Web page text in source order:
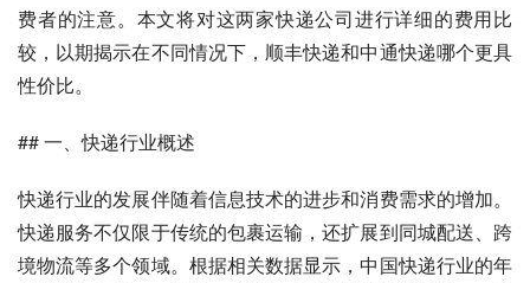
费者的注意。本文将对这两家快递公司进行详细的费用比
较，以期揭示在不同情况下，顺丰快递和中通快递哪个更具
性价比。
## 一、快递行业概述
快递行业的发展伴随着信息技术的进步和消费需求的增加。
快递服务不仅限于传统的包裹运输，还扩展到同城配送、跨
境物流等多个领域。根据相关数据显示，中国快递行业的年